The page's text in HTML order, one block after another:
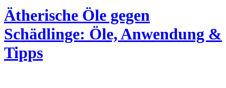
Ätherische Öle gegen
Schädlinge: Öle, Anwendung &
Tipps